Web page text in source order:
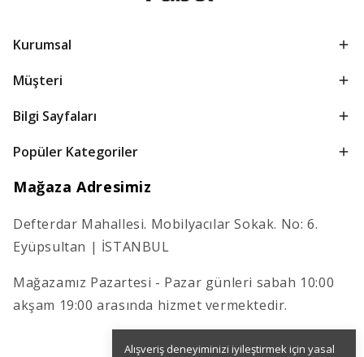
Alışveriş deneyiminizi iyileştirmek için yasal
Kurumsal
Müşteri
Bilgi Sayfaları
Popüler Kategoriler
Mağaza Adresimiz
Defterdar Mahallesi. Mobilyacılar Sokak. No: 6.
Eyüpsultan | İSTANBUL
Mağazamız Pazartesi - Pazar günleri sabah 10:00
akşam 19:00 arasında hizmet vermektedir.